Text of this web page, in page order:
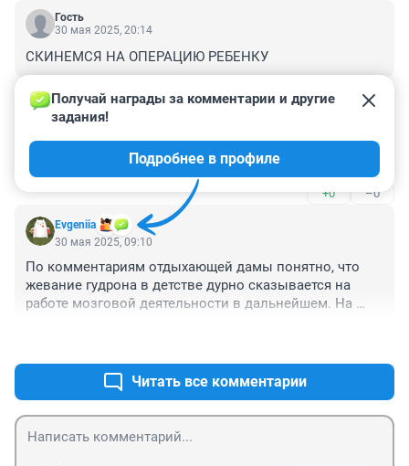
Гость
30 мая 2025, 20:14
СКИНЕМСЯ НА ОПЕРАЦИЮ РЕБЕНКУ
Гость
Слабоумие и отвага.
+0 –0
Evgeniia
Получай награды за комментарии и другие
задания!
Подробнее в профиле
30 мая 2025, 09:10
По комментариям отдыхающей дамы понятно, что
жевание гудрона в детстве дурно сказывается на
работе мозговой деятельности в дальнейшем. На
Читать все комментарии